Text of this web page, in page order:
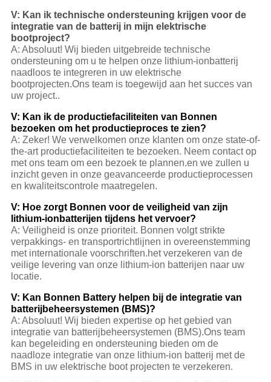
V: Kan ik technische ondersteuning krijgen voor de
integratie van de batterij in mijn elektrische
bootproject?
A: Absoluut! Wij bieden uitgebreide technische
ondersteuning om u te helpen onze lithium-ionbatterij
naadloos te integreren in uw elektrische
bootprojecten.Ons team is toegewijd aan het succes van
uw project..
V: Kan ik de productiefaciliteiten van Bonnen
bezoeken om het productieproces te zien?
A: Zeker! We verwelkomen onze klanten om onze state-of-
the-art productiefaciliteiten te bezoeken. Neem contact op
met ons team om een bezoek te plannen.en we zullen u
inzicht geven in onze geavanceerde productieprocessen
en kwaliteitscontrole maatregelen.
V: Hoe zorgt Bonnen voor de veiligheid van zijn
lithium-ionbatterijen tijdens het vervoer?
A: Veiligheid is onze prioriteit. Bonnen volgt strikte
verpakkings- en transportrichtlijnen in overeenstemming
met internationale voorschriften.het verzekeren van de
veilige levering van onze lithium-ion batterijen naar uw
locatie.
V: Kan Bonnen Battery helpen bij de integratie van
batterijbeheersystemen (BMS)?
A: Absoluut! Wij bieden expertise op het gebied van
integratie van batterijbeheersystemen (BMS).Ons team
kan begeleiding en ondersteuning bieden om de
naadloze integratie van onze lithium-ion batterij met de
BMS in uw elektrische boot projecten te verzekeren.